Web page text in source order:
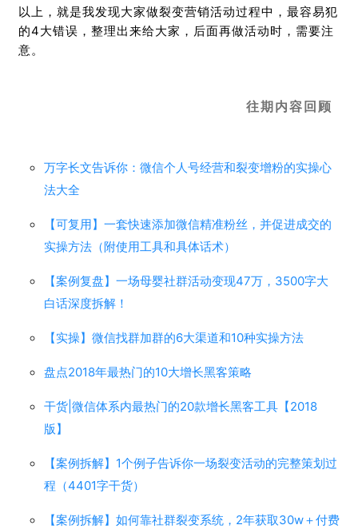
以上，就是我发现大家做裂变营销活动过程中，最容易犯
的4大错误，整理出来给大家，后面再做活动时，需要注
意。
往期内容回顾
万字长文告诉你： 微信个人号经营和裂变增粉的实操心
法大全
【可复用】一套快速添加微信精准粉丝，并促进成交的
实操方法（附使用工具和具体话术）
【案例复盘】一场母婴社群活动变现47万，3500字大
白话深度拆解！
【实操】微信找群加群的6大渠道和10种实操方法
盘点2018年最热门的10大增长黑客策略
干货|微信体系内最热门的20款增长黑客工具【2018
版】
【案例拆解】1个例子告诉你一场裂变活动的完整策划过
程（4401字干货）
【案例拆解】如何靠社群裂变系统，2年获取30w＋付费